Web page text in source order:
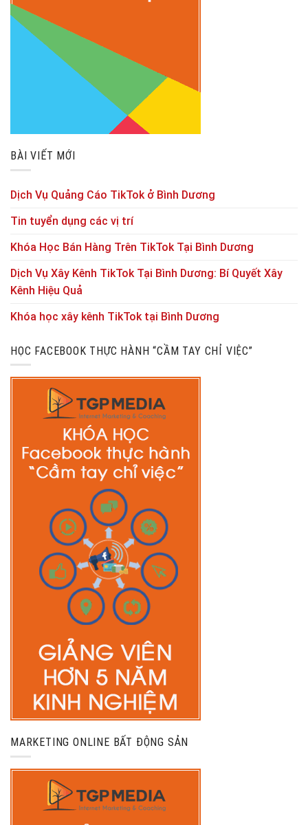
BÀI VIẾT MỚI
Dịch Vụ Quảng Cáo TikTok ở Bình Dương
Tin tuyển dụng các vị trí
Khóa Học Bán Hàng Trên TikTok Tại Bình Dương
Dịch Vụ Xây Kênh TikTok Tại Bình Dương: Bí Quyết Xây
Kênh Hiệu Quả
Khóa học xây kênh TikTok tại Bình Dương
HỌC FACEBOOK THỰC HÀNH “CẦM TAY CHỈ VIỆC”
MARKETING ONLINE BẤT ĐỘNG SẢN